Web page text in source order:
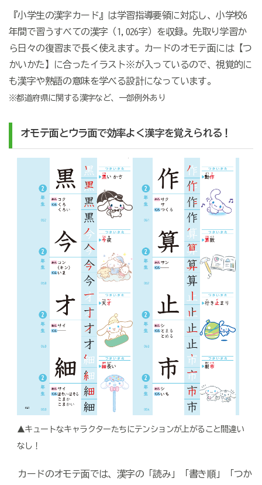
『小学生の漢字カード』は学習指導要領に対応し、小学校6
年間で習うすべての漢字（1,026字）を収録。先取り学習か
ら日々の復習まで長く使えます。カードのオモテ面には【つ
かいかた】に合ったイラスト※が入っているので、視覚的に
も漢字や熟語の意味を学べる設計になっています。
※都道府県に関する漢字など、一部例外あり
オモテ面とウラ面で効率よく漢字を覚えられる！
▲キュートなキャラクターたちにテンションが上がること間違い
なし！
カードのオモテ面では、漢字の「読み」「書き順」「つか